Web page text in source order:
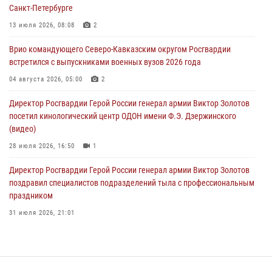
В Центральных регионах России продолжается ведомственная
акция «Каникулы с Росгвардией»
В Кузбассе росгвардейцы помогли вернуть горожанке пропавшую
мать
Санкт-Петербурге
13 июля 2026, 08:08 2
Врио командующего Северо-Кавказским округом Росгвардии
встретился с выпускниками военных вузов 2026 года
04 августа 2026, 05:00 2
Директор Росгвардии Герой России генерал армии Виктор Золотов
посетил кинологический центр ОДОН имени Ф.Э. Дзержинского
(видео)
28 июля 2026, 16:50 1
Директор Росгвардии Герой России генерал армии Виктор Золотов
поздравил специалистов подразделений тыла с профессиональным
праздником
31 июля 2026, 21:01